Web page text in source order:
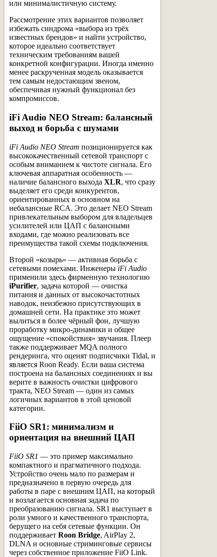
или минималистичную систему.
Рассмотрение этих вариантов позволяет
избежать синдрома «выбора из трёх
известных брендов» и найти устройство,
которое идеально соответствует
техническим требованиям вашей
конкретной конфигурации. Иногда именно
менее раскрученная модель оказывается
тем самым недостающим звеном,
обеспечивая нужный функционал без
компромиссов.
iFi Audio NEO Stream: балансный
выход и борьба с шумами
iFi Audio NEO Stream позиционируется как
высококачественный сетевой транспорт с
особым вниманием к чистоте сигнала. Его
ключевая аппаратная особенность —
наличие балансного выхода XLR, что сразу
выделяет его среди конкурентов,
ориентированных в основном на
небалансные RCA. Это делает NEO Stream
привлекательным выбором для владельцев
усилителей или ЦАП с балансными
входами, где можно реализовать все
преимущества такой схемы подключения.
Второй «козырь» — активная борьба с
сетевыми помехами. Инженеры iFi Audio
применили здесь фирменную технологию
iPurifier, задача которой — очистка
питания и данных от высокочастотных
наводок, неизбежно присутствующих в
домашней сети. На практике это может
вылиться в более чёрный фон, лучшую
проработку микро-динамики и общее
ощущение «спокойствия» звучания. Плеер
также поддерживает MQA полного
рендеринга, что оценят подписчики Tidal, и
является Roon Ready. Если ваша система
построена на балансных соединениях и вы
верите в важность очистки цифрового
тракта, NEO Stream — один из самых
логичных вариантов в этой ценовой
категории.
FiiO SR1: минимализм и
ориентация на внешний ЦАП
FiiO SR1 — это пример максимально
компактного и прагматичного подхода.
Устройство очень мало по размерам и
предназначено в первую очередь для
работы в паре с внешним ЦАП, на который
и возлагается основная задача по
преобразованию сигнала. SR1 выступает в
роли умного и качественного транспорта,
берущего на себя сетевые функции. Он
поддерживает Roon Bridge, AirPlay 2,
DLNA и основные стриминговые сервисы
через собственное приложение FiiO Link.